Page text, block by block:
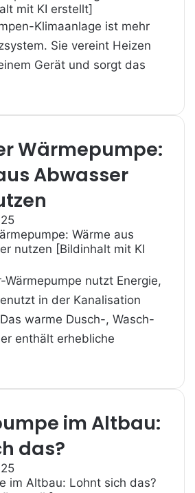
Klimaanlage ist mehr
Sie vereint Heizen
Gerät und sorgt das
Wärmepumpe:
Abwasser
Wärmepumpe nutzt Energie,
in der Kanalisation
warme Dusch-, Wasch-
enthält erhebliche
im Altbau:
das?